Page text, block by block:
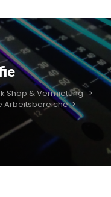
Shop & Vermietung >
Arbeitsbereiche>